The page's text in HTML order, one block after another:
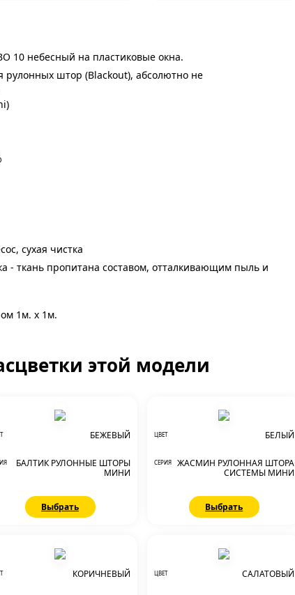
10 небесный на пластиковые окна.
рулонных штор (Blackout), абсолютно не
сухая чистка
- ткань пропитана составом, отталкивающим пыль и
1м. x 1м.
этой модели
БЕЖЕВЫЙ
БАЛТИК РУЛОННЫЕ ШТОРЫ
МИНИ
Выбрать
ЦВЕТ БЕЛЫЙ
СЕРИЯ
ЖАСМИН РУЛОННАЯ ШТОРА
СИСТЕМЫ МИНИ
Выбрать
КОРИЧНЕВЫЙ ЦВЕТ САЛАТОВЫЙ